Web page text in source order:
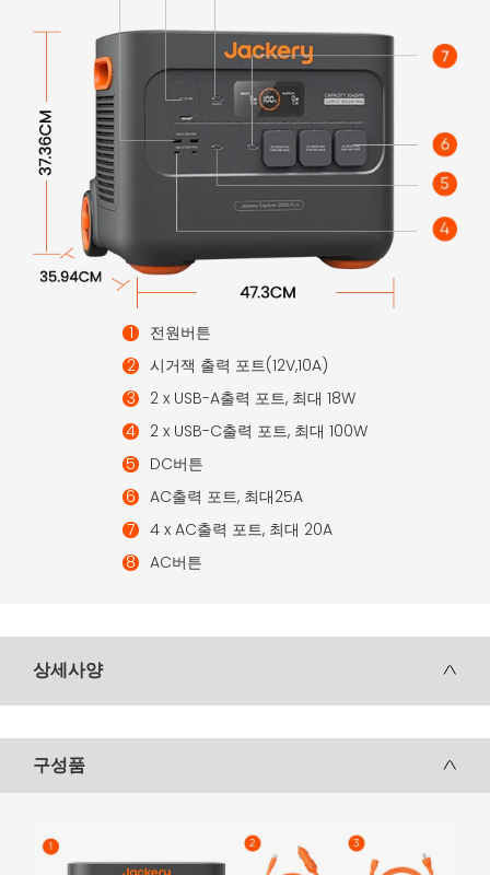
전원버튼
시거잭 출력 포트(12V,10A)
2 x USB-A출력 포트, 최대 18W
2 x USB-C출력 포트, 최대 100W
DC버튼
AC출력 포트, 최대25A
4 x AC출력 포트, 최대 20A
AC버튼
상세사양
구성품